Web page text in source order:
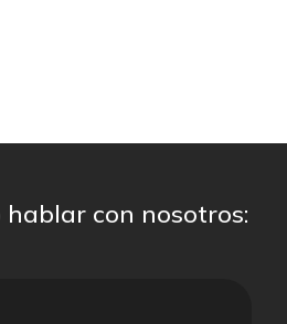
hablar con nosotros: